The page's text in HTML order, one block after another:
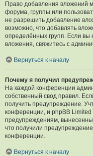
Право добавления вложений
форума, группы или
не разрешить добавление
возможно, что добавлять
определённых групп. Если вы
вложения, свяжитесь с
Вернуться к началу
Почему я получил
На каждой конференции
собственный свод правил.
получить предупреждение.
конференции, и phpBB Limited
предупреждениям,
что получили
конференции.
Вернуться к началу